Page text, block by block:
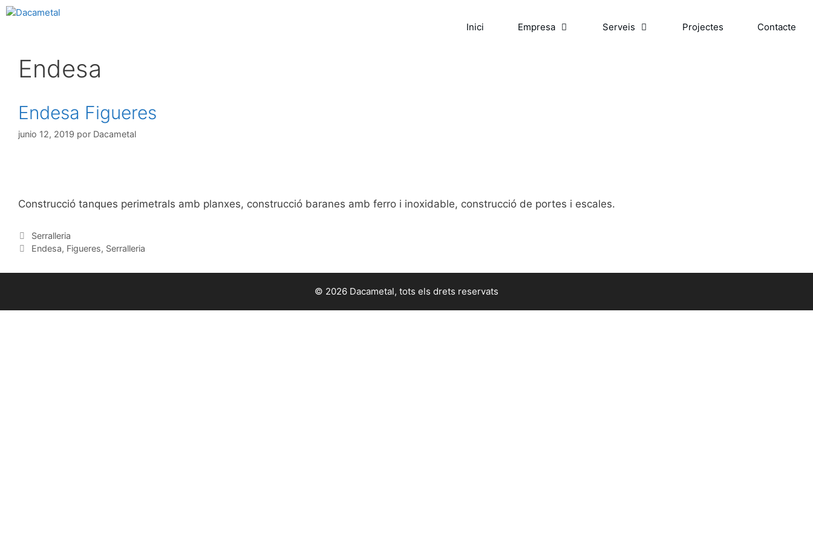
Inici Empresa Serveis Projectes Contacte
Endesa
Endesa Figueres
junio 12, 2019 por Dacametal
Construcció tanques perimetrals amb planxes, construcció baranes amb ferro i inoxidable, construcció de portes i escales.
Serralleria
Endesa, Figueres, Serralleria
© 2026 Dacametal, tots els drets reservats